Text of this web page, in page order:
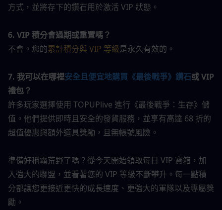
方式，並將存下的鑽石用於激活 VIP 狀態。
6. VIP 積分會過期或重置嗎？
不會。您的累計積分與 VIP 等級是永久有效的。
7. 我可以在哪裡安全且便宜地購買《最後戰爭》鑽石或 VIP
禮包？
許多玩家選擇使用 TOPUPlive 進行《最後戰爭：生存》儲
值。他們提供即時且安全的發貨服務，並享有高達 68 折的
超值優惠與額外道具獎勵，且無帳號風險。
準備好稱霸荒野了嗎？從今天開始領取每日 VIP 寶箱，加
入強大的聯盟，並看著您的 VIP 等級不斷攀升。每一點積
分都讓您更接近更快的成長速度、更強大的軍隊以及專屬獎
勵。